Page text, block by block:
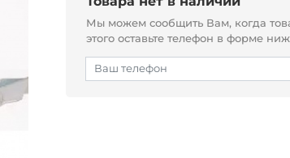
Мы можем сообщить Вам, когда
этого оставьте телефон в форме